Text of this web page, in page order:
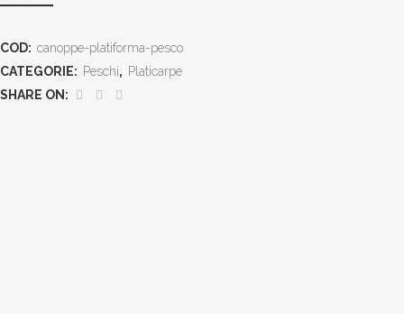
COD: canoppe-platiforma-pesco
CATEGORIE: Peschi, Platicarpe
SHARE ON: